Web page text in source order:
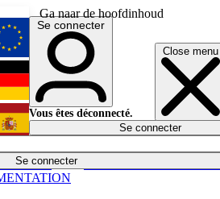
Ga naar de hoofdinhoud
Close menu
Se connecter
Économie
English
Deutsch
Español
Se connecter
Vous êtes déconnecté.
Se connecter